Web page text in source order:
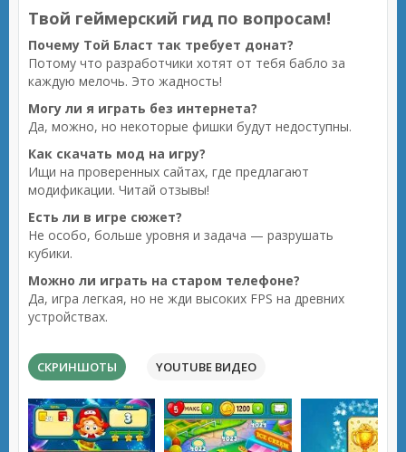
Твой геймерский гид по вопросам!
Почему Той Бласт так требует донат?
Потому что разработчики хотят от тебя бабло за
каждую мелочь. Это жадность!
Могу ли я играть без интернета?
Да, можно, но некоторые фишки будут недоступны.
Как скачать мод на игру?
Ищи на проверенных сайтах, где предлагают
модификации. Читай отзывы!
Есть ли в игре сюжет?
Не особо, больше уровня и задача — разрушать
кубики.
Можно ли играть на старом телефоне?
Да, игра легкая, но не жди высоких FPS на древних
устройствах.
СКРИНШОТЫ YOUTUBE ВИДЕО